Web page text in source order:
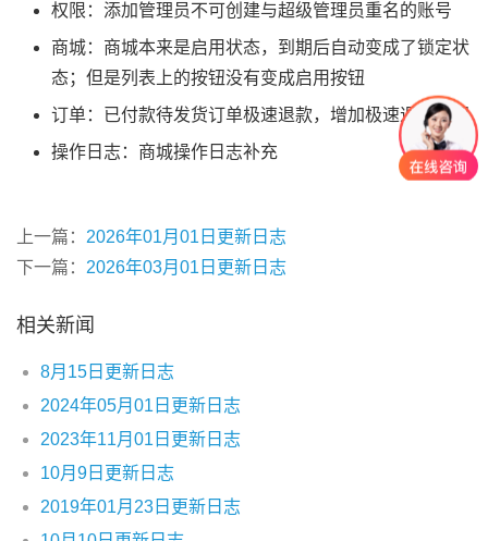
权限：添加管理员不可创建与超级管理员重名的账号
商城：商城本来是启用状态，到期后自动变成了锁定状
态；但是列表上的按钮没有变成启用按钮
订单：已付款待发货订单极速退款，增加极速退款按钮
操作日志：商城操作日志补充
上一篇： 2026年01月01日更新日志
下一篇： 2026年03月01日更新日志
相关新闻
8月15日更新日志
2024年05月01日更新日志
2023年11月01日更新日志
10月9日更新日志
2019年01月23日更新日志